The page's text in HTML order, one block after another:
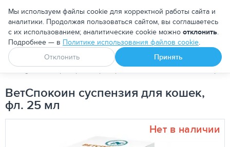
Москва
Апоквел Ветмедин От блох и клещей
PetDog Ветеринарные препараты Зоогигиенические
ВетСпокоин суспензия для кошек,
фл. 25 мл
Нет в наличии
Мы используем файлы cookie для корректной работы сайта и
аналитики. Продолжая пользоваться сайтом, вы соглашаетесь
с их использованием; аналитические cookie можно отклонить.
Подробнее — в Политике использования файлов cookie.
Отклонить
Принять